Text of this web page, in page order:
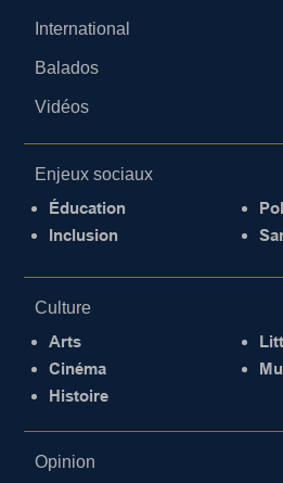
International
Balados
Vidéos
Enjeux sociaux
Éducation
Inclusion
Culture
Arts
Cinéma
Histoire
Opinion